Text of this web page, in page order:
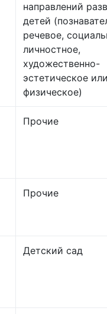
направлений
детей
речевое,
личностное,
художественно-
эстетическое
физическое)
Прочие
Прочие
Детский сад